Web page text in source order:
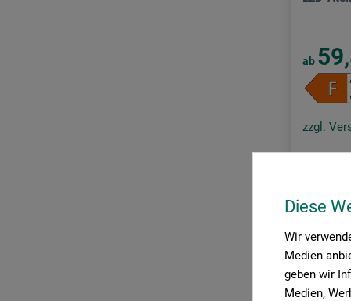
Diese
Wir
Medien
geben wir
Medien,
ab
zzgl.